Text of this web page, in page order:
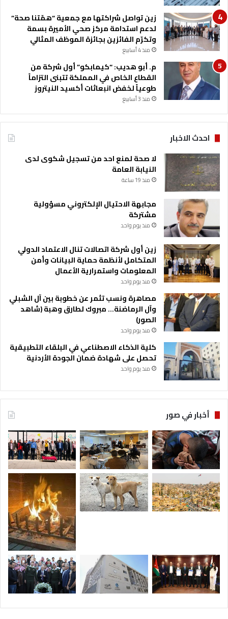
زين تواصل شراكتها مع جمعية “همّتنا صحة”
لدعم استدامة مركز صحي الأميرة بسمة
وتكرّم الفائزين بجائزة الموظف المثالي
منذ 4 أسابيع
م. أبو هديب: “كيمابكو” أول شركة من
القطاع الخاص في المملكة تتبنى التزاماً
طوعياً لخفض انبعاثات أكسيد النيتروز
منذ 3 أسابيع
احدث الاخبار
لا صحة لمنع احد من تسجيل شكوى لدى
النيابة العامة
منذ 19 ساعة
مجابهة الاحتيال الإلكتروني مسؤولية
مشتركة
منذ يوم واحد
زين أول شركة اتصالات تنال الاعتماد الدولي
المتكامل لأنظمة حماية البيانات وأمن
المعلومات واستمرارية الأعمال
منذ يوم واحد
مصاهرة ونسب تثمر عن خطوبة بين آل الشبلي
وآل الرماضنة… مبروك لطارق وهبة (شاهد
الصور)
منذ يوم واحد
كلية الذكاء الاصطناعي في البلقاء التطبيقية
تحصل على شهادة ضمان الجودة الأردنية
منذ يوم واحد
أخبار في صور